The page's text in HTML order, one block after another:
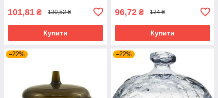
101,81 ₴ 130,52 ₴
Купити
96,72 ₴ 124 ₴
Купити
–22% –22%